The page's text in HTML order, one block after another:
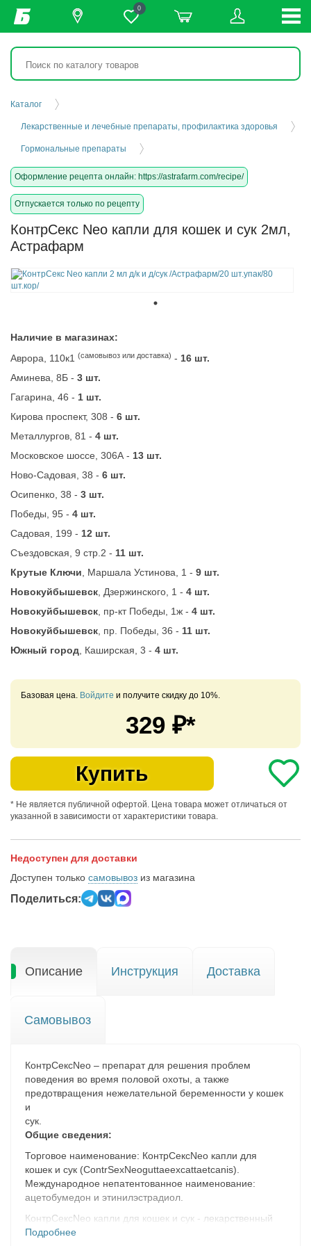
0
Каталог
Лекарственные и лечебные препараты, профилактика здоровья
Гормональные препараты
Оформление рецепта онлайн: https://astrafarm.com/recipe/
Отпускается только по рецепту
КонтрСекс Neo капли для кошек и сук 2мл,
Астрафарм
Наличие в магазинах:
Аврора, 110к1 (самовывоз или доставка) - 16 шт.
Аминева, 8Б - 3 шт.
Гагарина, 46 - 1 шт.
Кирова проспект, 308 - 6 шт.
Металлургов, 81 - 4 шт.
Московское шоссе, 306А - 13 шт.
Ново-Садовая, 38 - 6 шт.
Осипенко, 38 - 3 шт.
Победы, 95 - 4 шт.
Садовая, 199 - 12 шт.
Съездовская, 9 стр.2 - 11 шт.
Крутые Ключи , Маршала Устинова, 1 - 9 шт.
Новокуйбышевск , Дзержинского, 1 - 4 шт.
Новокуйбышевск , пр-кт Победы, 1ж - 4 шт.
Новокуйбышевск , пр. Победы, 36 - 11 шт.
Южный город , Каширская, 3 - 4 шт.
Базовая цена. Войдите и получите скидку до 10%.
329 ₽*
Купить
* Не является публичной офертой. Цена товара может отличаться от
указанной в зависимости от характеристики товара.
Недоступен для доставки
Доступен только самовывоз из магазина
Поделиться:
Описание Инструкция Доставка
Самовывоз
КонтрСексNeo – препарат для решения проблем
поведения во время половой охоты, а также
предотвращения нежелательной беременности у кошек
и
сук.
Общие сведения:
Торговое наименование: КонтрСексNeo капли для
кошек и сук (ContrSexNeоguttaeexcattaetcanis).
Международное непатентованное наименование:
ацетобумедон и этинилэстрадиол.
КонтрСексNeo капли для кошек и сук - лекарственный
препарат в форме раствора для перорального
Подробнее